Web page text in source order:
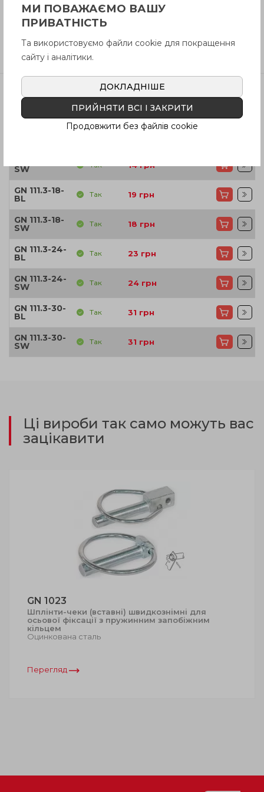
Інструкція (pdf.)
Відгуки
В наявності Ціна
SW Так 14грн
GN 111.3-18-
BL Так 19 грн
GN 111.3-18-
SW Так 18 грн
GN 111.3-24-
BL Так 23 грн
GN 111.3-24-
SW Так 24 грн
GN 111.3-30-
BL Так 31 грн
GN 111.3-30-
SW Так 31 грн
Ці вироби так само можуть вас
зацікавити
GN 1023
Шплінти-чеки (вставні) швидкознімні для
осьової фіксації з пружинним запобіжним
кільцем
Оцинкована сталь
Перегляд
МИ ПОВАЖАЄМО ВАШУ
ПРИВАТНІСТЬ
Та використовуємо файли cookie для покращення
сайту і аналітики.
ДОКЛАДНІШЕ
ПРИЙНЯТИ ВСІ І ЗАКРИТИ
Продовжити без файлів cookie